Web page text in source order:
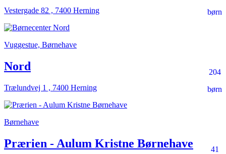
børn
Vestergade 82 , 7400 Herning
Vuggestue, Børnehave
204
børn
Nord
Trælundvej 1 , 7400 Herning
Børnehave
41
Prærien - Aulum Kristne Børnehave